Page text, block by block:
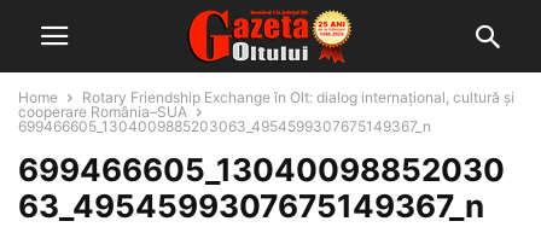
Home
Rotary Friendship Exchange în Olt: dialog internațional, cultură și
cooperare România–SUA
699466605_1304009885203063_4954599307675149367_n
699466605_13040098852030
63_4954599307675149367_n